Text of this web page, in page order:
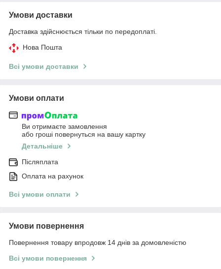
Умови доставки
Доставка здійснюється тільки по передоплаті.
Нова Пошта
Всі умови доставки
Умови оплати
Ви отримаєте замовлення
або гроші повернуться на вашу картку
Детальніше
Післяплата
Оплата на рахунок
Всі умови оплати
Умови повернення
Повернення товару впродовж 14 днів за домовленістю
Всі умови повернення